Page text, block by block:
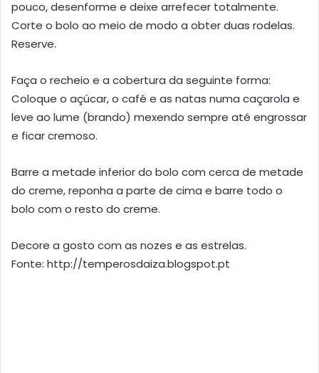
pouco, desenforme e deixe arrefecer totalmente.
Corte o bolo ao meio de modo a obter duas rodelas.
Reserve.
Faça o recheio e a cobertura da seguinte forma:
Coloque o açúcar, o café e as natas numa caçarola e
leve ao lume (brando) mexendo sempre até engrossar
e ficar cremoso.
Barre a metade inferior do bolo com cerca de metade
do creme, reponha a parte de cima e barre todo o
bolo com o resto do creme.
Decore a gosto com as nozes e as estrelas.
Fonte: http://temperosdaiza.blogspot.pt